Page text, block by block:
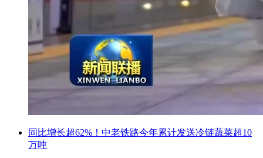
同比增长超62%！中老铁路今年累计发送冷链蔬菜超10
万吨